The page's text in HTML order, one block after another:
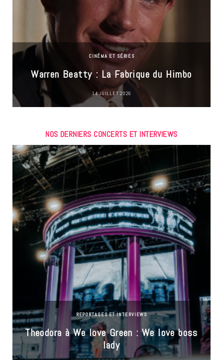
CINÉMA ET SÉRIES
Warren Beatty : La Fabrique du Himbo
14 JUILLET 2026
NOS DERNIERS CONCERTS ET INTERVIEWS
REPORTAGES ET INTERVIEWS
Theodora à We love Green : We love boss
lady